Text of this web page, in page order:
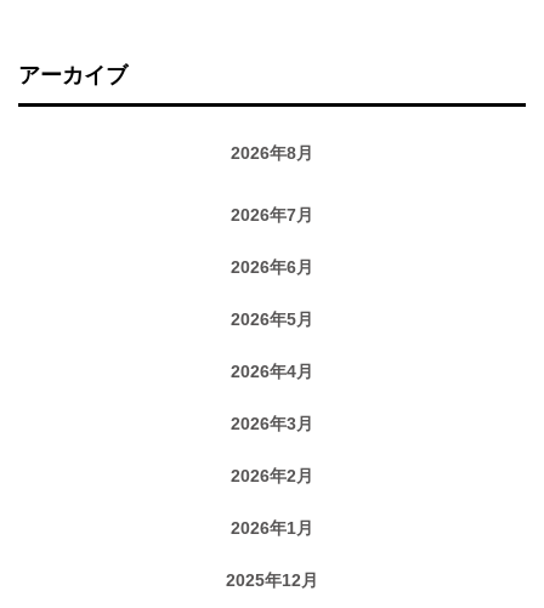
アーカイブ
2026年8月
2026年7月
2026年6月
2026年5月
2026年4月
2026年3月
2026年2月
2026年1月
2025年12月